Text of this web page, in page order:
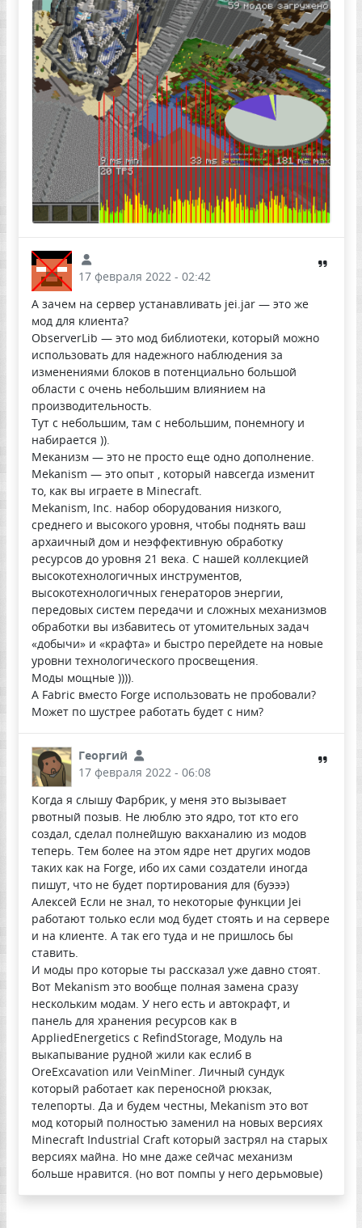
17 февраля 2022 - 02:42
А зачем на сервер устанавливать jei.jar — это же
мод для клиента?
ObserverLib — это мод библиотеки, который можно
использовать для надежного наблюдения за
изменениями блоков в потенциально большой
области с очень небольшим влиянием на
производительность.
Тут с небольшим, там с небольшим, понемногу и
набирается )).
Меканизм — это не просто еще одно дополнение.
Mekanism — это опыт , который навсегда изменит
то, как вы играете в Minecraft.
Mekanism, Inc. набор оборудования низкого,
среднего и высокого уровня, чтобы поднять ваш
архаичный дом и неэффективную обработку
ресурсов до уровня 21 века. С нашей коллекцией
высокотехнологичных инструментов,
высокотехнологичных генераторов энергии,
передовых систем передачи и сложных механизмов
обработки вы избавитесь от утомительных задач
«добычи» и «крафта» и быстро перейдете на новые
уровни технологического просвещения.
Моды мощные )))).
А Fabric вместо Forge использовать не пробовали?
Может по шустрее работать будет с ним?
Георгий
17 февраля 2022 - 06:08
Когда я слышу Фарбрик, у меня это вызывает
рвотный позыв. Не люблю это ядро, тот кто его
создал, сделал полнейшую вакханалию из модов
теперь. Тем более на этом ядре нет других модов
таких как на Forge, ибо их сами создатели иногда
пишут, что не будет портирования для (буэээ)
Алексей Если не знал, то некоторые функции Jei
работают только если мод будет стоять и на сервере
и на клиенте. А так его туда и не пришлось бы
ставить.
И моды про которые ты рассказал уже давно стоят.
Вот Mekanism это вообще полная замена сразу
нескольким модам. У него есть и автокрафт, и
панель для хранения ресурсов как в
AppliedEnergetics с RefindStorage, Модуль на
выкапывание рудной жили как еслиб в
OreExcavation или VeinMiner. Личный сундук
который работает как переносной рюкзак,
телепорты. Да и будем честны, Mekanism это вот
мод который полностью заменил на новых версиях
Minecraft Industrial Craft который застрял на старых
версиях майна. Но мне даже сейчас механизм
больше нравится. (но вот помпы у него дерьмовые)